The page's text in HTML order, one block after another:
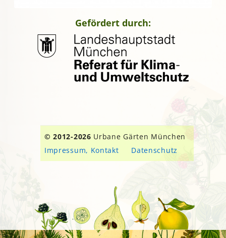
Gefördert durch:
© 2012-2026 Urbane Gärten München
Impressum, Kontakt
Datenschutz